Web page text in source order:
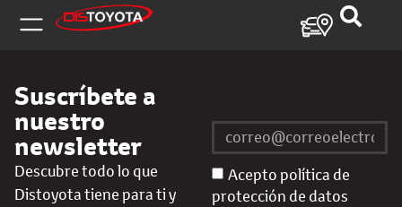
Suscríbete a
nuestro
newsletter
Descubre todo lo que
Distoyota tiene para ti y
Acepto política de
protección de datos